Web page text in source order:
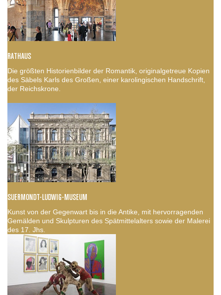
RATHAUS
Die größten Historienbilder der Romantik, originalgetreue Kopien
des Säbels Karls des Großen, einer karolingischen Handschrift,
der Reichskrone.
SUERMONDT-LUDWIG-MUSEUM
Kunst von der Gegenwart bis in die Antike, mit hervorragenden
Gemälden und Skulpturen des Spätmittelalters sowie der Malerei
des 17. Jhs.